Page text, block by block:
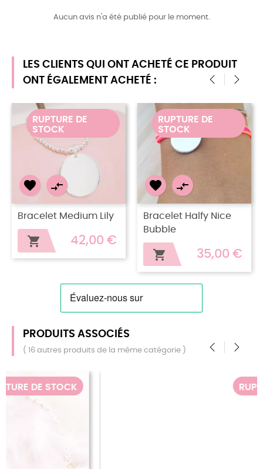
Aucun avis n'a été publié pour le moment.
LES CLIENTS QUI ONT ACHETÉ CE PRODUIT
ONT ÉGALEMENT ACHETÉ :
RUPTURE DE
STOCK
 
Bracelet Medium Lily
 42,00 €
RUPTURE DE
STOCK
 
Bracelet Halfy Nice
Bubble
 35,00 €
‹ ›
PRODUITS ASSOCIÉS
( 16 autres produits de la même catégorie )
RUPTURE DE STOCK